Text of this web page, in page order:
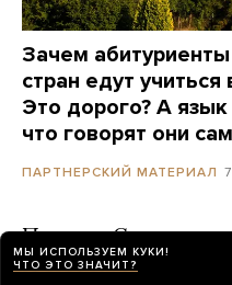
Зачем абитуриенты
стран едут
Это дорого? А
что говорят они
ПАРТНЕРСКИЙ МАТЕРИАЛ
Полиция Сеула
квартире Starbucks.
МЫ ИСПОЛЬЗУЕМ КУКИ!
ЧТО ЭТО ЗНАЧИТ?